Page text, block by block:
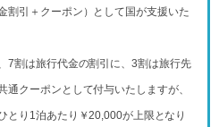
割引＋クーポン）として国が支援いた
7割は旅行代金の割引に、3割は旅行先
通クーポンとして付与いたしますが、
とり1泊あたり￥20,000が上限となり